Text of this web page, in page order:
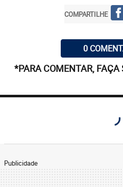
COMPARTILHE
0
*PARA COMENTAR, FAÇA
Publicidade